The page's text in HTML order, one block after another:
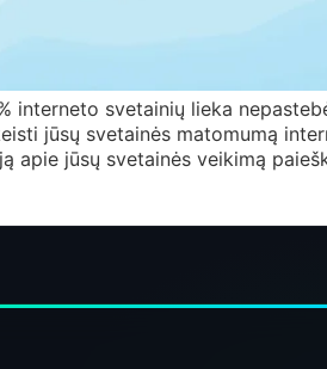
interneto svetainių lieka
jūsų svetainės matomumą
apie jūsų svetainės veikimą